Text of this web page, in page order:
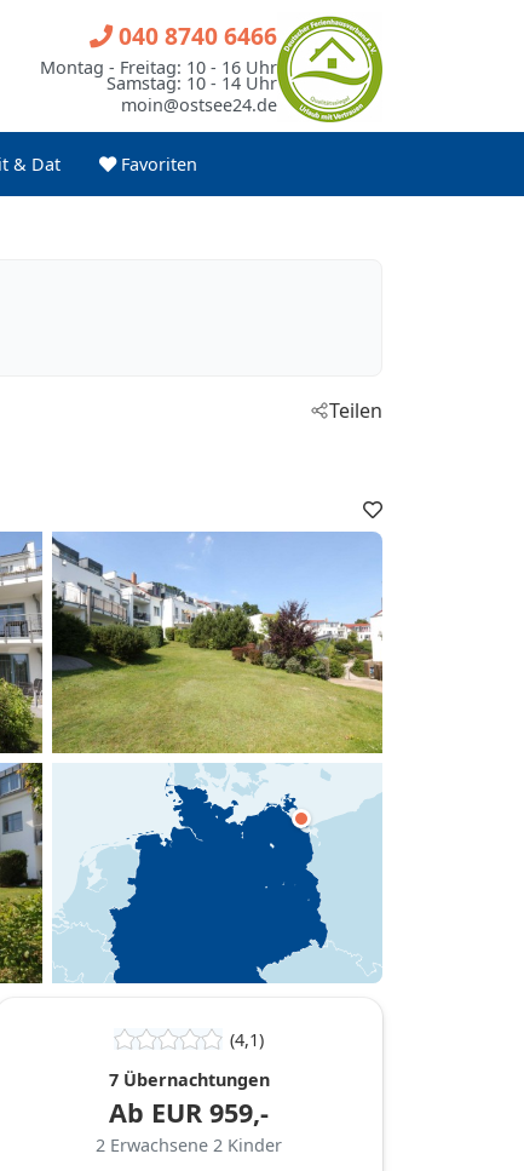
& Dat Favoriten
040 8740 6466
Montag - Freitag: 10 - 16 Uhr
Samstag: 10 - 14 Uhr
moin@ostsee24.de
Teilen
(4,1)
7 Übernachtungen
Ab EUR 959,-
2 Erwachsene 2 Kinder